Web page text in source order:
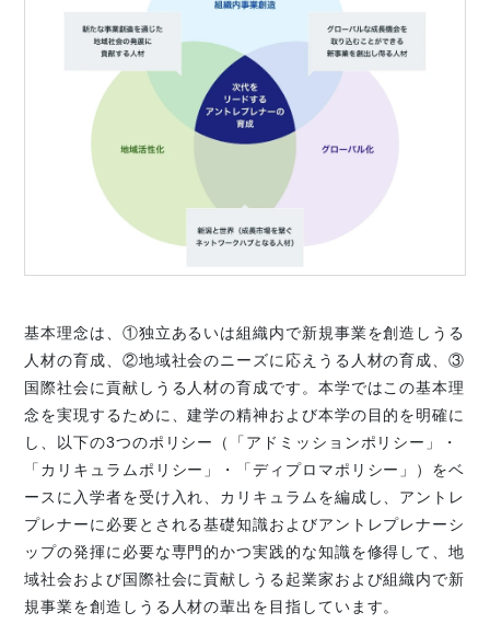
基本理念は、①独立あるいは組織内で新規事業を創造しうる
人材の育成、②地域社会のニーズに応えうる人材の育成、③
国際社会に貢献しうる人材の育成です。本学ではこの基本理
念を実現するために、建学の精神および本学の目的を明確に
し、以下の3つのポリシー（「アドミッションポリシー」・
「カリキュラムポリシー」・「ディプロマポリシー」）をベ
ースに入学者を受け入れ、カリキュラムを編成し、アントレ
プレナーに必要とされる基礎知識およびアントレプレナーシ
ップの発揮に必要な専門的かつ実践的な知識を修得して、地
域社会および国際社会に貢献しうる起業家および組織内で新
規事業を創造しうる人材の輩出を目指しています。